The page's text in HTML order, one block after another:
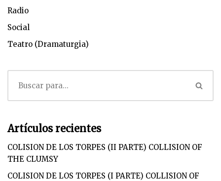
Radio
Social
Teatro (Dramaturgia)
Artículos recientes
COLISION DE LOS TORPES (II PARTE) COLLISION OF
THE CLUMSY
COLISION DE LOS TORPES (I PARTE) COLLISION OF